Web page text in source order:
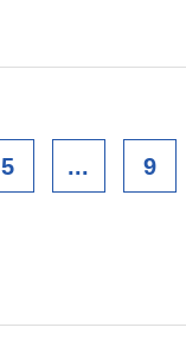
5 ... 9